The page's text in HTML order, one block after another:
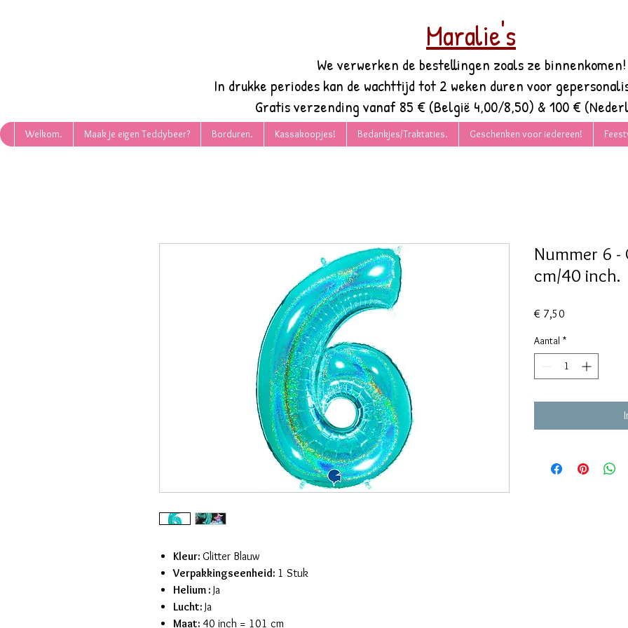
Maralie's
We verwerken de bestellingen zoals ze binnenkomen!
In drukke periodes kan de wachttijd tot 2 weken duren voor
Gratis verzending vanaf 85 € (België 4,00/8,50) & 100 €
Welkom. Maak je eigen Teddybeer? Borduren. Kassakoopjes! Bedankjes/Traktaties. Geschenken voor iedereen!
Kleur: Glitter Blauw
Verpakkingseenheid: 1 Stuk
Helium : Ja
Lucht: Ja
Maat: 40 inch = 101 cm
Nummer 6
cm/40 inch.
€ 7,50
Aantal *